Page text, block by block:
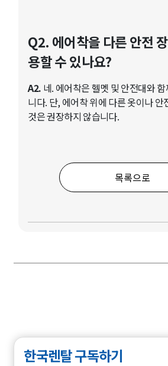
Q2. 에어착을 다른 안전
용할 수 있나요?
A2. 네. 에어착은 헬멧 및 안전대와
니다. 단, 에어착 위에 다른 옷이나 안
것은 권장하지 않습니다.
목록으로
한국렌탈 구독하기